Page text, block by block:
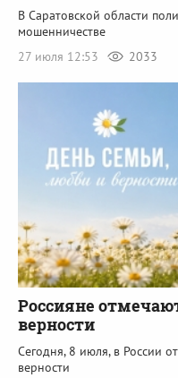
В Саратовской области
мошенничестве
27 июля 12:53
2033
Россияне
верности
Сегодня, 8 июля, в России
верности